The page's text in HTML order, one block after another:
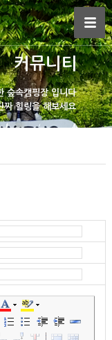
커뮤니티
숲속캠핑장 입니다
짜 힐링을 해보세요